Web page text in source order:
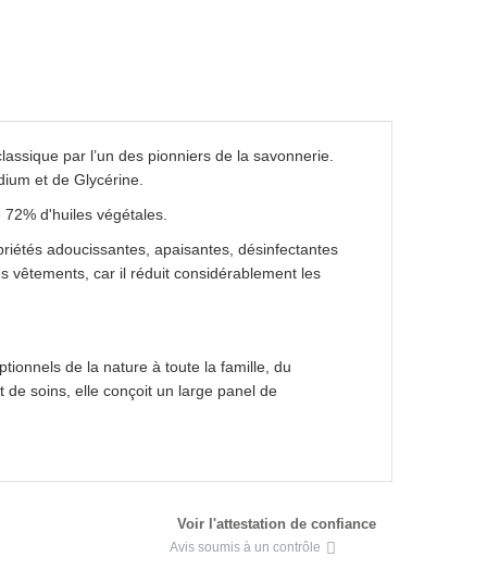
par l’un des pionniers de la savonnerie.
et de Glycérine.
d'huiles végétales.
adoucissantes, apaisantes, désinfectantes
vêtements, car il réduit considérablement les
de la nature à toute la famille, du
de soins, elle conçoit un large panel de
Voir l'attestation de confiance
Avis soumis à un contrôle